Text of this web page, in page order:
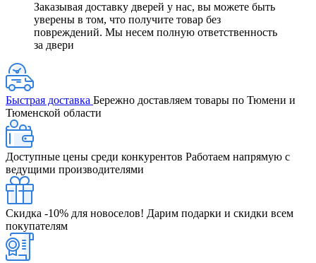
Заказывая доставку дверей у нас, вы можете быть
уверены в том, что получите товар без
повреждений. Мы несем полную ответственность
за двери
Быстрая доставка Бережно доставляем товары по Тюмени и
Тюменской области
Доступные цены среди конкурентов Работаем напрямую с
ведущими производителями
Скидка -10% для новоселов! Дарим подарки и скидки всем
покупателям